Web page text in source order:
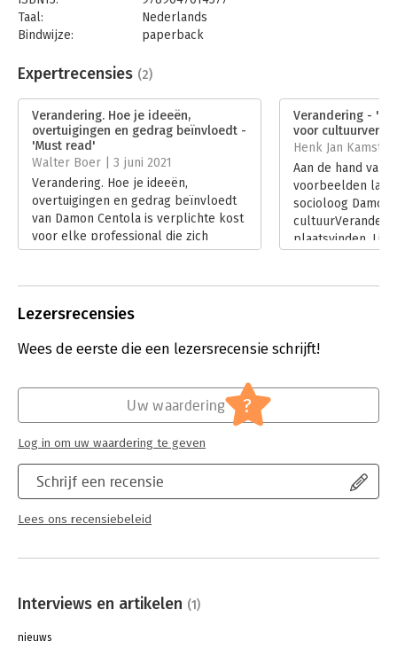
Taal:
Nederlands
Bindwijze:
paperback
Uitgever:
Business Contact
Verschijningsdatum:
9-4-2021
Hoofdrubriek: Marketing
Expertrecensies (2)
Verandering. Hoe je ideeën,
overtuigingen en gedrag beïnvloedt -
'Must read'
Walter Boer | 3 juni 2021
Verandering. Hoe je ideeën,
overtuigingen en gedrag beïnvloedt
van Damon Centola is verplichte kost
voor elke professional die zich
bezighoudt met het realiseren van
gedragsveranderingenveranderingen.
Lees verder
Verandering -
voor
Henk Jan
Aan de hand van
voorbeelden laat
socioloog Damon
plaatsvinden.
Lees verder
Lezersrecensies
Wees de eerste die een lezersrecensie schrijft!
Schrijf een recensie
Lees ons recensiebeleid
Uw waardering ?
Log in om uw waardering te geven
Interviews en artikelen (1)
nieuws